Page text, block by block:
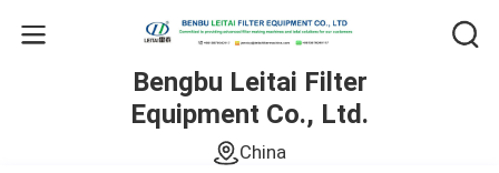
Bengbu Leitai Filter
Equipment Co., Ltd.
China